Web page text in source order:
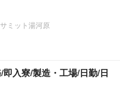
ミット湯河原
即入寮/製造・工場/日勤/日